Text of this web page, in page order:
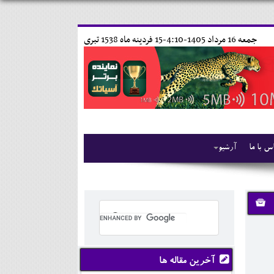
15 فردينه ماه 1538 تبری جمعه 16 مرداد 1405-4:10-
آرشیو با ما
آخرین مقاله ها